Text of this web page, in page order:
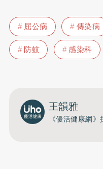
屈公病 傳染病
防蚊
感染科
王韻雅
《優活健康網